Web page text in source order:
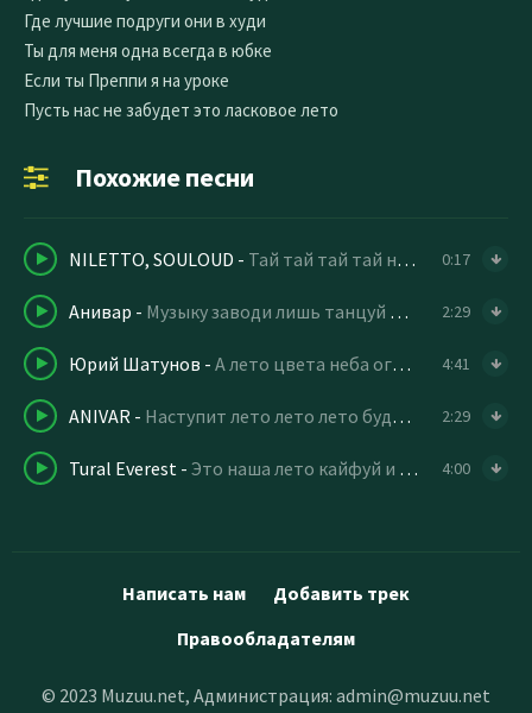
Где лучшие подруги они в худи
Ты для меня одна всегда в юбке
Если ты Преппи я на уроке
Пусть нас не забудет это ласковое лето
Похожие песни
NILETTO, SOULOUD - Тай тай тай тай на моих руках ты тай 0:17
Анивар - Музыку заводи лишь танцуй наступит лето лето лето 2:29
Юрий Шатунов - А лето цвета неба огромное и синее 4:41
ANIVAR - Наступит лето лето лето будем ждать рассветы эти эти 2:29
Tural Everest - Это наша лето кайфуй и танцуй 4:00
Написать нам
Добавить трек
Правообладателям
© 2023 Muzuu.net, Администрация: admin@muzuu.net